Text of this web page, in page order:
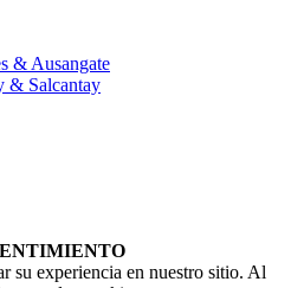
& Ausangate
& Salcantay
su experiencia en nuestro sitio. Al